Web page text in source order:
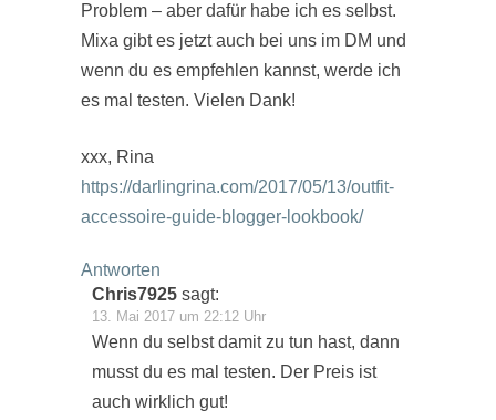
Problem – aber dafür habe ich es selbst.
Mixa gibt es jetzt auch bei uns im DM und
wenn du es empfehlen kannst, werde ich
es mal testen. Vielen Dank!
xxx, Rina
https://darlingrina.com/2017/05/13/outfit-
accessoire-guide-blogger-lookbook/
Antworten
Chris7925 sagt:
13. Mai 2017 um 22:12 Uhr
Wenn du selbst damit zu tun hast, dann
musst du es mal testen. Der Preis ist
auch wirklich gut!